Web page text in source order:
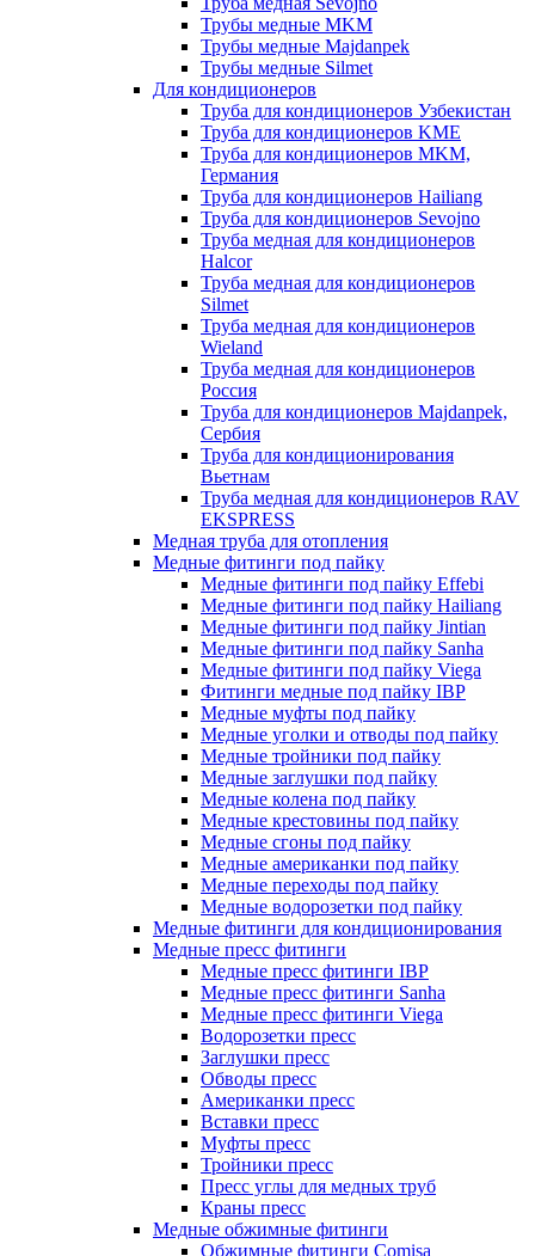
Трубы медные MKM
Трубы медные Majdanpek
Трубы медные Silmet
Для кондиционеров
Труба для кондиционеров Узбекистан
Труба для кондиционеров KME
Труба для кондиционеров MKM,
Германия
Труба для кондиционеров Hailiang
Труба для кондиционеров Sevojno
Труба медная для кондиционеров
Halcor
Труба медная для кондиционеров
Silmet
Труба медная для кондиционеров
Wieland
Труба медная для кондиционеров
Россия
Труба для кондиционеров Majdanpek,
Сербия
Труба для кондиционирования
Вьетнам
Труба медная для кондиционеров RAV
EKSPRESS
Медная труба для отопления
Медные фитинги под пайку
Медные фитинги под пайку Effebi
Медные фитинги под пайку Hailiang
Медные фитинги под пайку Jintian
Медные фитинги под пайку Sanha
Медные фитинги под пайку Viega
Фитинги медные под пайку IBP
Медные муфты под пайку
Медные уголки и отводы под пайку
Медные тройники под пайку
Медные заглушки под пайку
Медные колена под пайку
Медные крестовины под пайку
Медные сгоны под пайку
Медные американки под пайку
Медные переходы под пайку
Медные водорозетки под пайку
Медные фитинги для кондиционирования
Медные пресс фитинги
Медные пресс фитинги IBP
Медные пресс фитинги Sanha
Медные пресс фитинги Viega
Водорозетки пресс
Заглушки пресс
Обводы пресс
Американки пресс
Вставки пресс
Муфты пресс
Тройники пресс
Пресс углы для медных труб
Краны пресс
Медные обжимные фитинги
Обжимные фитинги Comisa